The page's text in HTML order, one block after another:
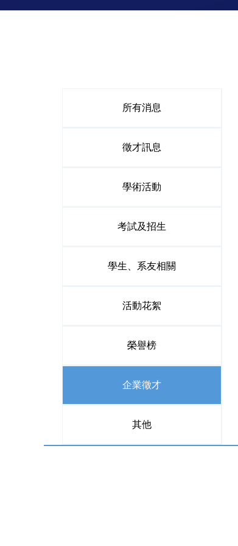
所有消息
徵才訊息
學術活動
考試及招生
學生、系友相關
活動花絮
榮譽榜
企業徵才
其他